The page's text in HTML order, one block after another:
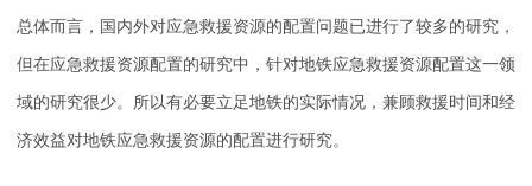
总体而言，国内外对应急救援资源的配置问题已进行了较多的研究，
但在应急救援资源配置的研究中，针对地铁应急救援资源配置这一领
域的研究很少。所以有必要立足地铁的实际情况，兼顾救援时间和经
济效益对地铁应急救援资源的配置进行研究。